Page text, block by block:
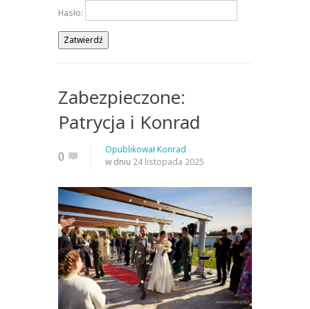
Hasło:
Zabezpieczone:
Patrycja i Konrad
0 OpublikowałKonrad
w dniu 24 listopada 2025